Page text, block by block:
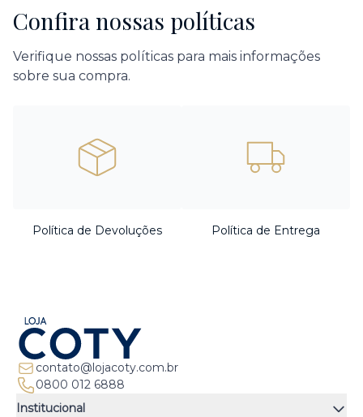
Confira nossas políticas
Verifique nossas políticas para mais informações
sobre sua compra.
Política de Devoluções Política de Entrega
contato@lojacoty.com.br
0800 012 6888
Institucional